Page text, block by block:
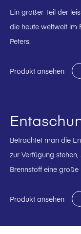
Ein großer Teil der
die heute weltweit im
Peters.
Produkt ansehen
Betrachtet man die
zur Verfügung
Brennstoff eine große
Produkt ansehen